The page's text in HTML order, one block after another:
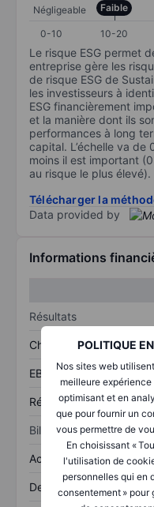
POLITIQUE
Nos sites web
meilleure
optimisant et en
que pour fournir un
vous permettre de
En choisissant «
l'utilisation de
personnelles qui en
consentement » pour
Négligeable Faible
0-10
10-20
Le risque ESG permet
entreprise gère les
de risque ESG de
les investisseurs à
ESG financièrement
et la manière dont ils
performances à long
capital. L’échelle va de
moins il est important
au risque le plus élevé).
Télécharger la
Data provided by
Informations
Résultats
Chiffre d’affaires
EBITDA
Résultat net
Bilan
Actifs totaux
Dette totale